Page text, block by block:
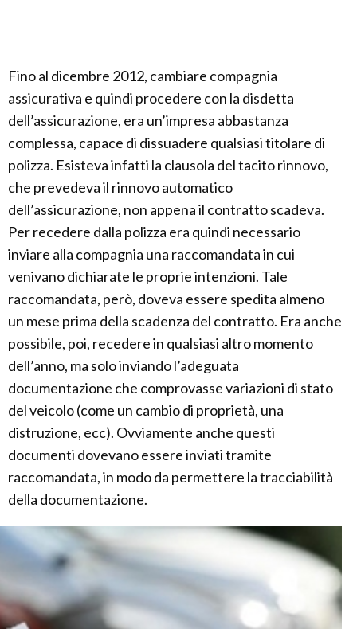
Fino al dicembre 2012, cambiare compagnia
assicurativa e quindi procedere con la disdetta
dell’assicurazione, era un’impresa abbastanza
complessa, capace di dissuadere qualsiasi titolare di
polizza. Esisteva infatti la clausola del tacito rinnovo,
che prevedeva il rinnovo automatico
dell’assicurazione, non appena il contratto scadeva.
Per recedere dalla polizza era quindi necessario
inviare alla compagnia una raccomandata in cui
venivano dichiarate le proprie intenzioni. Tale
raccomandata, però, doveva essere spedita almeno
un mese prima della scadenza del contratto. Era anche
possibile, poi, recedere in qualsiasi altro momento
dell’anno, ma solo inviando l’adeguata
documentazione che comprovasse variazioni di stato
del veicolo (come un cambio di proprietà, una
distruzione, ecc). Ovviamente anche questi
documenti dovevano essere inviati tramite
raccomandata, in modo da permettere la tracciabilità
della documentazione.